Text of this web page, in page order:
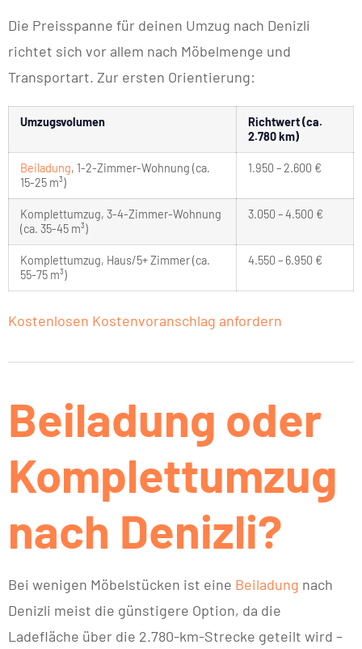
Die Preisspanne für deinen Umzug nach Denizli
richtet sich vor allem nach Möbelmenge und
Transportart. Zur ersten Orientierung:
Umzugsvolumen
Richtwert (ca.
2.780 km)
Beiladung, 1-2-Zimmer-Wohnung (ca.
15-25 m³)
1.950 – 2.600 €
Komplettumzug, 3-4-Zimmer-Wohnung
(ca. 35-45 m³)
3.050 – 4.500 €
Komplettumzug, Haus/5+ Zimmer (ca.
55-75 m³)
4.550 – 6.950 €
Kostenlosen Kostenvoranschlag anfordern
Beiladung oder
Komplettumzug
nach Denizli?
Bei wenigen Möbelstücken ist eine Beiladung nach
Denizli meist die günstigere Option, da die
Ladefläche über die 2.780-km-Strecke geteilt wird –